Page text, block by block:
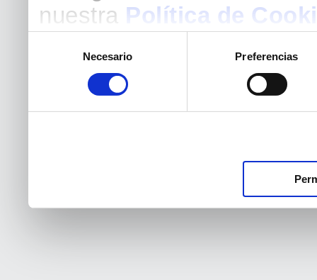
nuestra Política de
consentimiento
Necesario Preferencias